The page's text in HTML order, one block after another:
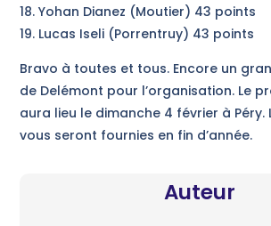
18. Yohan Dianez (Moutier) 43 points
19. Lucas Iseli (Porrentruy) 43 points
Bravo à toutes et tous. Encore un
de Delémont pour l’organisation. Le
aura lieu le dimanche 4 février à Péry.
vous seront fournies en fin d’année.
Auteur